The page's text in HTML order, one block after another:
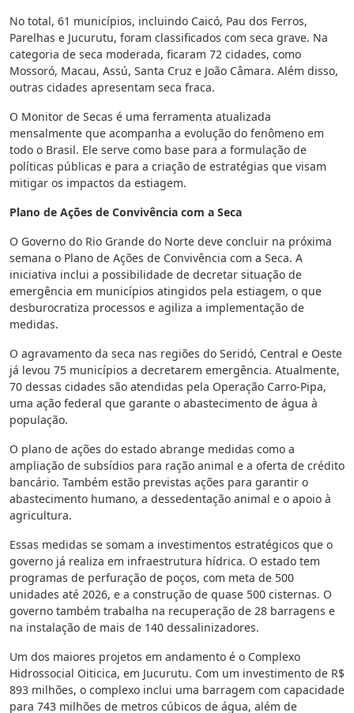
No total, 61 municípios, incluindo Caicó, Pau dos Ferros,
Parelhas e Jucurutu, foram classificados com seca grave. Na
categoria de seca moderada, ficaram 72 cidades, como
Mossoró, Macau, Assú, Santa Cruz e João Câmara. Além disso,
outras cidades apresentam seca fraca.
O Monitor de Secas é uma ferramenta atualizada
mensalmente que acompanha a evolução do fenômeno em
todo o Brasil. Ele serve como base para a formulação de
políticas públicas e para a criação de estratégias que visam
mitigar os impactos da estiagem.
Plano de Ações de Convivência com a Seca
O Governo do Rio Grande do Norte deve concluir na próxima
semana o Plano de Ações de Convivência com a Seca. A
iniciativa inclui a possibilidade de decretar situação de
emergência em municípios atingidos pela estiagem, o que
desburocratiza processos e agiliza a implementação de
medidas.
O agravamento da seca nas regiões do Seridó, Central e Oeste
já levou 75 municípios a decretarem emergência. Atualmente,
70 dessas cidades são atendidas pela Operação Carro-Pipa,
uma ação federal que garante o abastecimento de água à
população.
O plano de ações do estado abrange medidas como a
ampliação de subsídios para ração animal e a oferta de crédito
bancário. Também estão previstas ações para garantir o
abastecimento humano, a dessedentação animal e o apoio à
agricultura.
Essas medidas se somam a investimentos estratégicos que o
governo já realiza em infraestrutura hídrica. O estado tem
programas de perfuração de poços, com meta de 500
unidades até 2026, e a construção de quase 500 cisternas. O
governo também trabalha na recuperação de 28 barragens e
na instalação de mais de 140 dessalinizadores.
Um dos maiores projetos em andamento é o Complexo
Hidrossocial Oiticica, em Jucurutu. Com um investimento de R$
893 milhões, o complexo inclui uma barragem com capacidade
para 743 milhões de metros cúbicos de água, além de